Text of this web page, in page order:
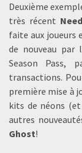
Deuxième
très récent
faite aux joueurs
de nouveau par
Season Pass,
transactions.
première mise à
kits de néons
autres
Ghost!